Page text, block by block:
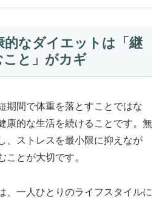
的なダイエットは「継
と」がカギ
期間で体重を落とすことではな
康的な生活を続けることです。無
、ストレスを最小限に抑えなが
ことが大切です。
、一人ひとりのライフスタイルに